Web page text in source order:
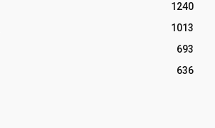
1240
1013
693
636